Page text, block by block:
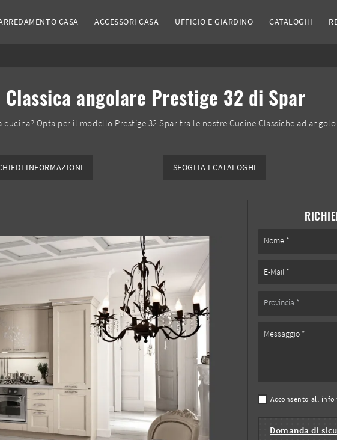
CASA ACCESSORI CASA UFFICIO E GIARDINO CATALOGHI
Classica angolare Prestige 32 di Spar
Opta per il modello Prestige 32 Spar tra le nostre Cucine Classiche ad angolo.
INFORMAZIONI SFOGLIA I CATALOGHI
Acconsento
Domanda di